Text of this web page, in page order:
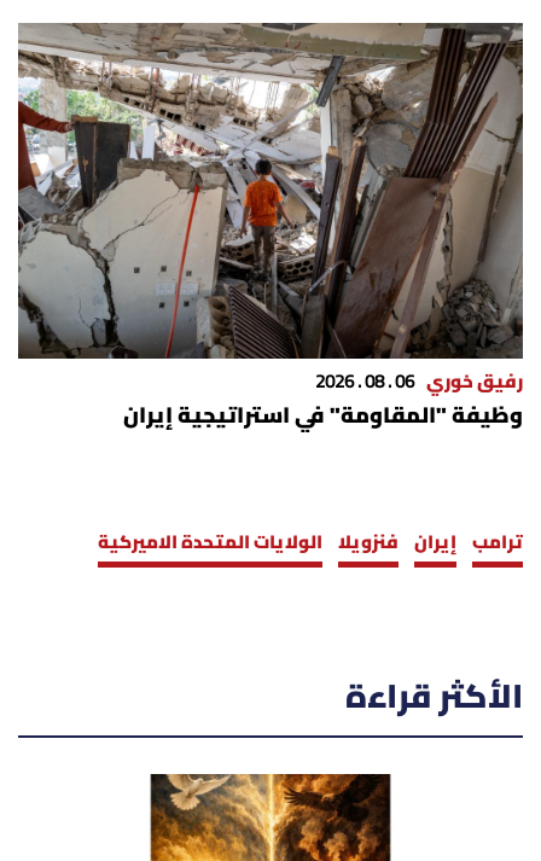
رفيق خوري 06 . 08 . 2026
وظيفة "المقاومة" في استراتيجية إيران
ترامب إيران فنزويلا الولايات المتحدة الاميركية
الأكثر قراءة